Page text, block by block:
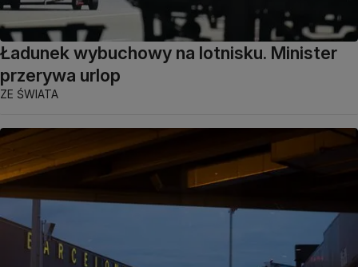
Ładunek wybuchowy na lotnisku. Minister
przerywa urlop
ZE ŚWIATA